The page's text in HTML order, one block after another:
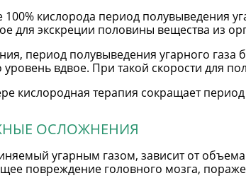
кислорода период полувыведения
для экскреции половины вещества из
период полувыведения угарного газа
уровень вдвое. При такой скорости для
кислородная терапия сокращает
ОСЛОЖНЕНИЯ
угарным газом, зависит от
повреждение головного мозга,